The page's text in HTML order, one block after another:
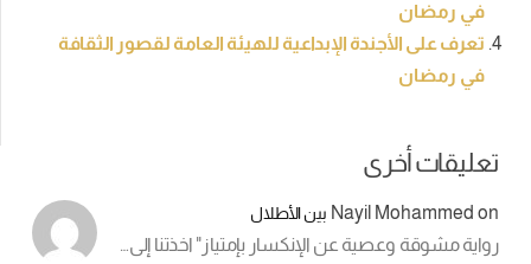
في رمضان
تعرف على الأجندة الإبداعية للهيئة العامة لقصور الثقافة
في رمضان
تعليقات أخرى
Nayil Mohammed on بين الأطلال
رواية مشوقة وعصية عن الإنكسار بإمتياز" اخذتنا إلى…